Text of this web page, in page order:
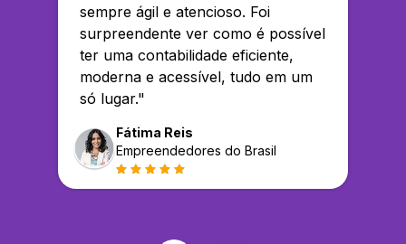
sempre ágil e atencioso. Foi
surpreendente ver como é possível
ter uma contabilidade eficiente,
moderna e acessível, tudo em um
só lugar."
Fátima Reis
Empreendedores do Brasil